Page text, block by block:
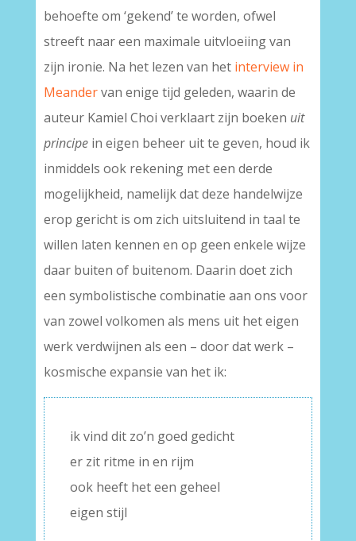
behoefte om ‘gekend’ te worden, ofwel
streeft naar een maximale uitvloeiing van
zijn ironie. Na het lezen van het interview in
Meandervan enige tijd geleden, waarin de
auteur Kamiel Choi verklaart zijn boeken uit
principein eigen beheer uit te geven, houd ik
inmiddels ook rekening met een derde
mogelijkheid, namelijk dat deze handelwijze
erop gericht is om zich uitsluitend in taal te
willen laten kennen en op geen enkele wijze
daar buiten of buitenom. Daarin doet zich
een symbolistische combinatie aan ons voor
van zowel volkomen als mens uit het eigen
werk verdwijnen als een – door dat werk –
kosmische expansie van het ik:
ik vind dit zo’n goed gedicht
er zit ritme in en rijm
ook heeft het een geheel
eigen stijl